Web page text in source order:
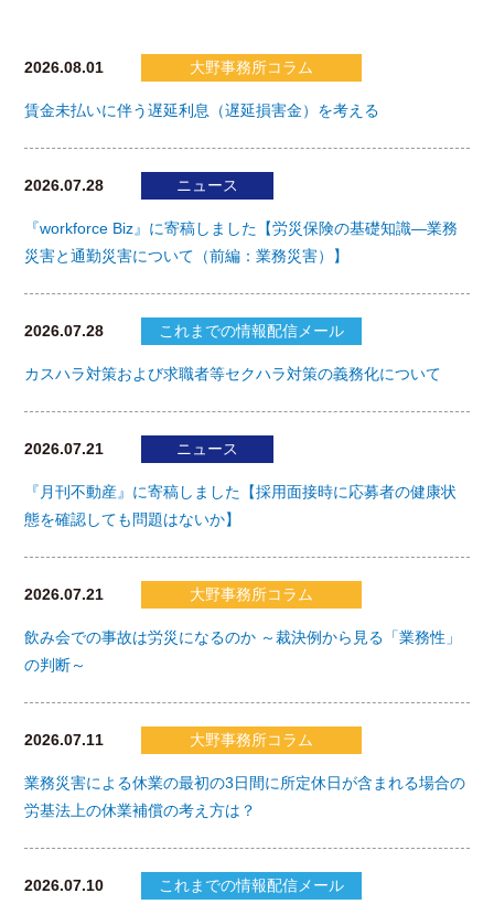
2026.08.01 大野事務所コラム
賃金未払いに伴う遅延利息（遅延損害金）を考える
2026.07.28 ニュース
『workforce Biz』に寄稿しました【労災保険の基礎知識―業務
災害と通勤災害について（前編：業務災害）】
2026.07.28 これまでの情報配信メール
カスハラ対策および求職者等セクハラ対策の義務化について
2026.07.21 ニュース
『月刊不動産』に寄稿しました【採用面接時に応募者の健康状
態を確認しても問題はないか】
2026.07.21 大野事務所コラム
飲み会での事故は労災になるのか ～裁決例から見る「業務性」
の判断～
2026.07.11 大野事務所コラム
業務災害による休業の最初の3日間に所定休日が含まれる場合の
労基法上の休業補償の考え方は？
2026.07.10 これまでの情報配信メール